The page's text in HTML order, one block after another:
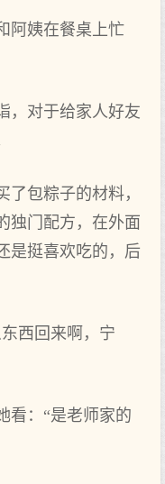
阿姨在餐桌上忙
，对于给家人好友
包粽子的材料，
独门配方，在外面
是挺喜欢吃的，后
西回来啊，宁
看：“是老师家的